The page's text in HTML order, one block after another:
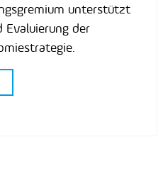
unterstützt
Evaluierung der